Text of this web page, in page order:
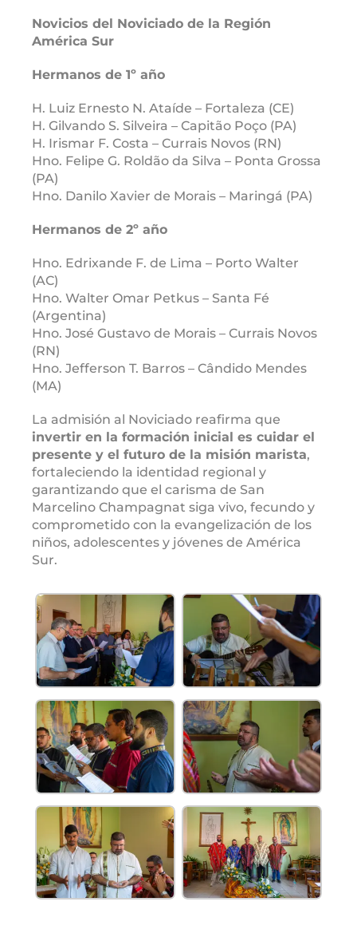
Novicios del Noviciado de la Región
América Sur
Hermanos de 1º año
H. Luiz Ernesto N. Ataíde – Fortaleza (CE)
H. Gilvando S. Silveira – Capitão Poço (PA)
H. Irismar F. Costa – Currais Novos (RN)
Hno. Felipe G. Roldão da Silva – Ponta Grossa
(PA)
Hno. Danilo Xavier de Morais – Maringá (PA)
Hermanos de 2º año
Hno. Edrixande F. de Lima – Porto Walter
(AC)
Hno. Walter Omar Petkus – Santa Fé
(Argentina)
Hno. José Gustavo de Morais – Currais Novos
(RN)
Hno. Jefferson T. Barros – Cândido Mendes
(MA)
La admisión al Noviciado reafirma que
invertir en la formación inicial es cuidar el
presente y el futuro de la misión marista,
fortaleciendo la identidad regional y
garantizando que el carisma de San
Marcelino Champagnat siga vivo, fecundo y
comprometido con la evangelización de los
niños, adolescentes y jóvenes de América
Sur.